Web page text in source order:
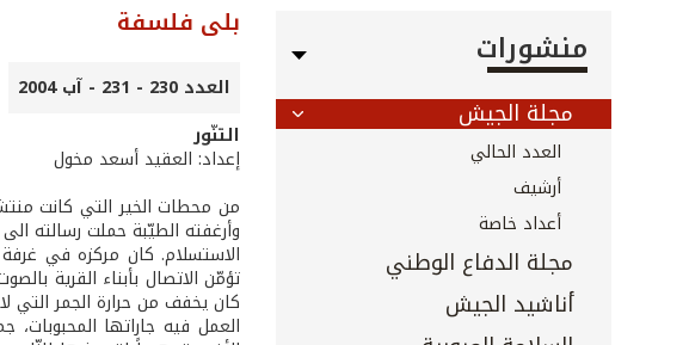
منشورات
مجلة الجيش
العدد الحالي
أرشيف
أعداد خاصة
مجلة الدفاع الوطني
أناشيد الجيش
بلى فلسفة
العدد 230 - 231 - آب 2004
التنّور
إعداد: العقيد أسعد مخول
من محطات الخير التي كانت
وأرغفته الطيّبة حملت رسالته
الاستسلام. كان مركزه في
تؤمّن الاتصال بأبناء القرية
كان يخفف من حرارة الجمر التي
العمل فيه جاراتها